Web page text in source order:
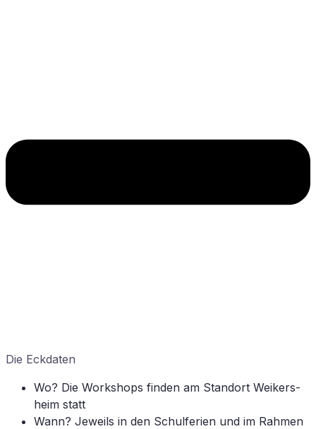
Die Eck­da­ten
Wo? Die Work­shops fin­den am Stand­ort Wei­kers­
heim statt
Wann? Je­weils in den Schul­fe­ri­en und im Rah­men